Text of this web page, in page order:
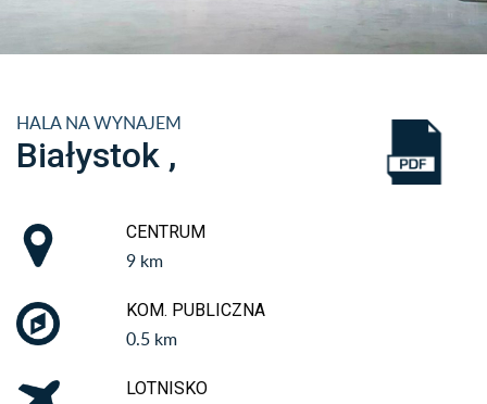
HALA NA WYNAJEM
Białystok ,
CENTRUM
9 km
KOM. PUBLICZNA
0.5 km
LOTNISKO